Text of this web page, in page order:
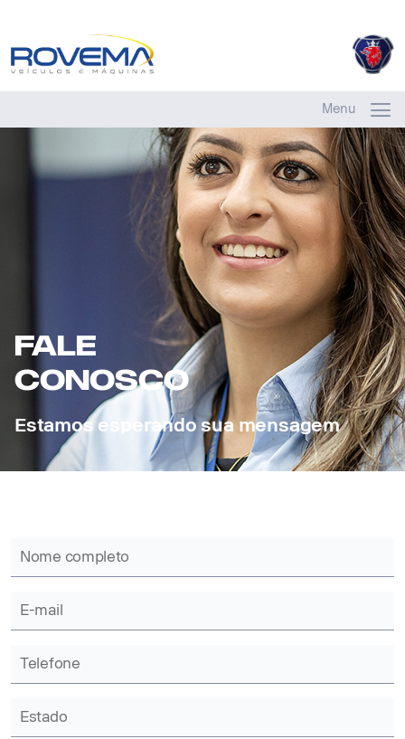
Menu
FAle
Conosco
Estamos esperando sua mensagem